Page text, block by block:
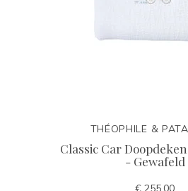
THÉOPHILE &
Classic Car
- Gewafeld
€ 255,00